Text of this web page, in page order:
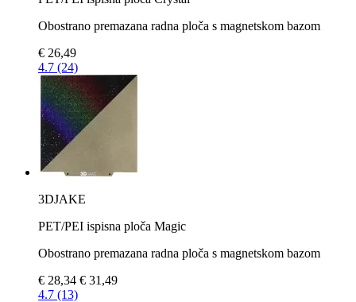
Obostrano premazana radna ploča s magnetskom bazom
€ 26,49
4.7 (24)
3DJAKE
PET/PEI ispisna ploča Magic
Obostrano premazana radna ploča s magnetskom bazom
€ 28,34 € 31,49
4.7 (13)